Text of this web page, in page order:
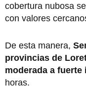
cobertura nubosa
con valores
De esta manera,
provincias de
moderada a fuerte
horas.